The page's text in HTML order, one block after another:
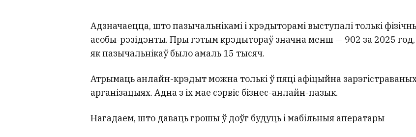
Адзначаецца, што пазычальнікамі і крэдыторамі выступалі толькі
асобы-рэзідэнты. Пры гэтым крэдытораў значна менш — 902 за 2025
як пазычальнікаў было амаль 15 тысяч.
Атрымаць анлайн-крэдыт можна толькі ў пяці афіцыйна
арганізацыях. Адна з іх мае сэрвіс бізнес-анлайн-пазык.
Нагадаем, што даваць грошы ў доўг будуць і мабільныя аператары